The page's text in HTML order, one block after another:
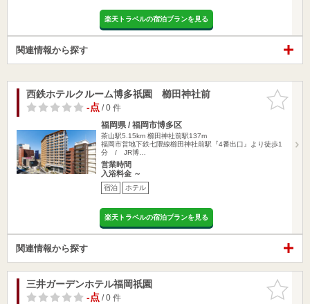
楽天トラベルの宿泊プランを見る
関連情報から探す
お気に入
りに追加
西鉄ホテルクルーム博多祇園 櫛田神社前
-点/ 0 件
福岡県 / 福岡市博多区
茶山駅5.15km 櫛田神社前駅137m
福岡市営地下鉄七隈線櫛田神社前駅『4番出口』より徒歩1
分 / JR博…
営業時間
入浴料金 ～
宿泊 ホテル
楽天トラベルの宿泊プランを見る
関連情報から探す
お気に入
りに追加
三井ガーデンホテル福岡祇園
-点/ 0 件